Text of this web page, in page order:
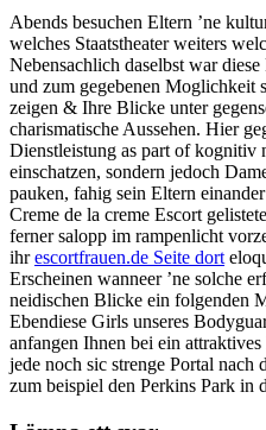
Abends besuchen Eltern ’ne
welches Staatstheater weiters
Nebensachlich daselbst war
und zum gegebenen Moglichkeit
zeigen & Ihre Blicke unter
charismatische Aussehen. Hier
Dienstleistung as part of kognitiv
einschatzen, sondern jedoch
pauken, fahig sein Eltern
Creme de la creme Escort
ferner salopp im rampenlicht
ihrescortfrauen.de Seite dort
Erscheinen wanneer ’ne solche
neidischen Blicke ein folgenden
Ebendiese Girls unseres
anfangen Ihnen bei ein
jede noch sic strenge Portal
zum beispiel den Perkins Park in